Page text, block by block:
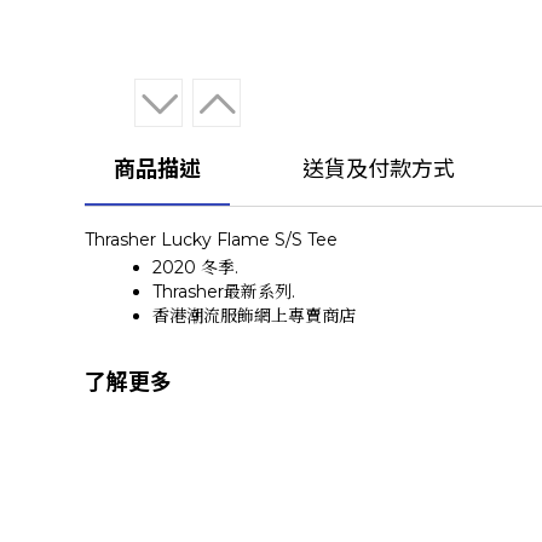
商品描述 送貨及付款方式
Thrasher Lucky Flame S/S Tee
2020 冬季.
Thrasher最新系列.
香港潮流服飾網上專賣商店
了解更多